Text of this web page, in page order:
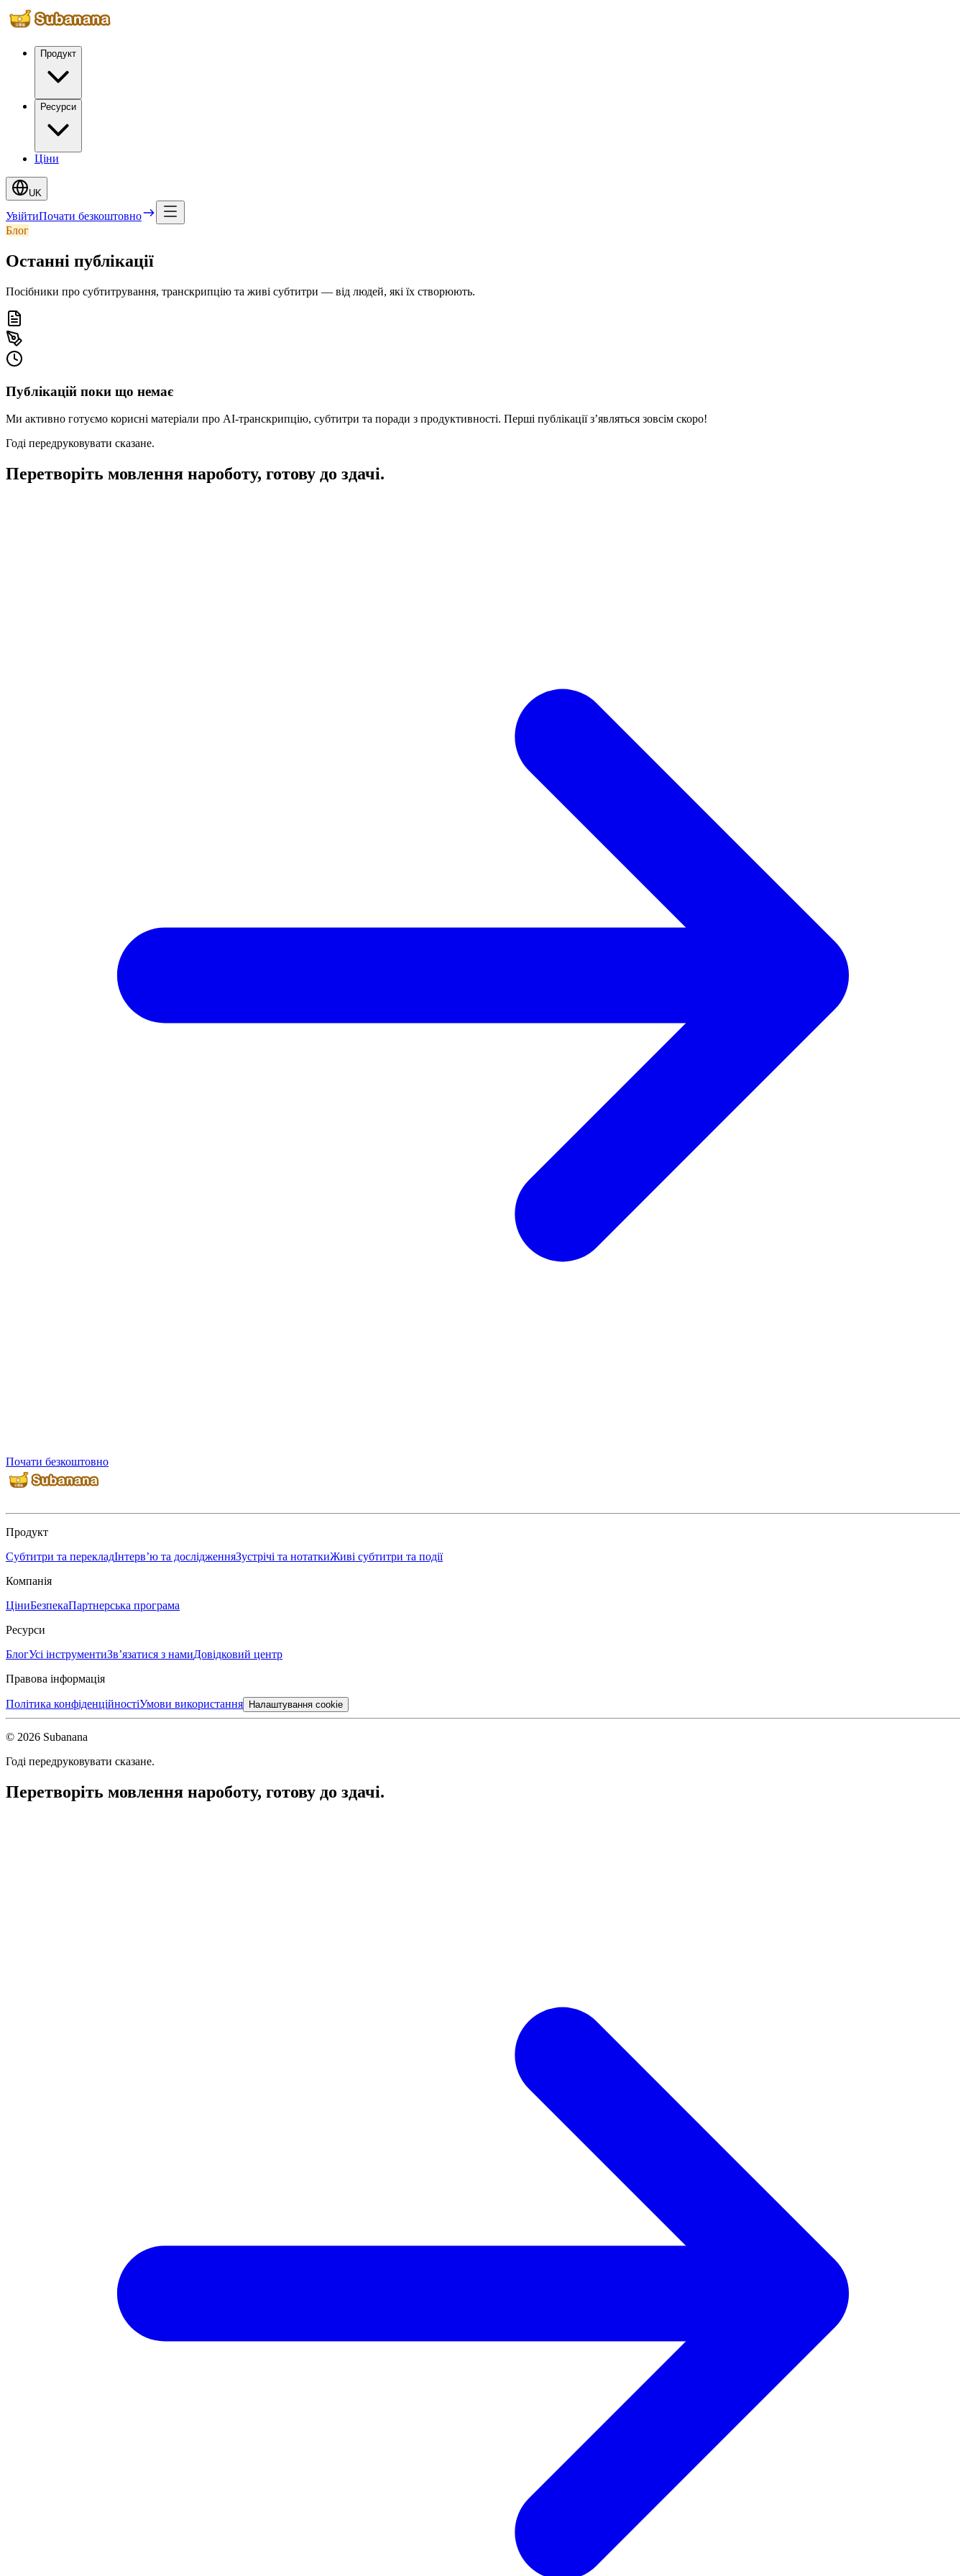
Продукт
Ресурси
Ціни
UK
УвійтиПочати безкоштовно
Блог
Останні публікації
Посібники про субтитрування, транскрипцію та живі субтитри — від людей, які їх створюють.
Публікацій поки що немає
Ми активно готуємо корисні матеріали про AI‑транскрипцію, субтитри та поради з продуктивності. Перші публікації з’являться зовсім скоро!
Годі передруковувати сказане.
Перетворіть мовлення нароботу, готову до здачі.
Почати безкоштовно
Продукт
Субтитри та перекладІнтерв’ю та дослідженняЗустрічі та нотаткиЖиві субтитри та події
Компанія
ЦіниБезпекаПартнерська програма
Ресурси
БлогУсі інструментиЗв’язатися з намиДовідковий центр
Правова інформація
Політика конфіденційностіУмови використання Налаштування cookie
© 2026 Subanana
Годі передруковувати сказане.
Перетворіть мовлення нароботу, готову до здачі.